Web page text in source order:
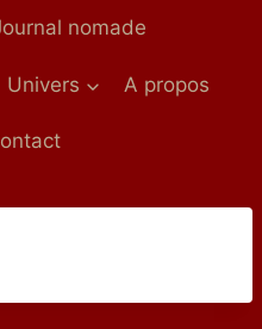
nomade
Univers A propos